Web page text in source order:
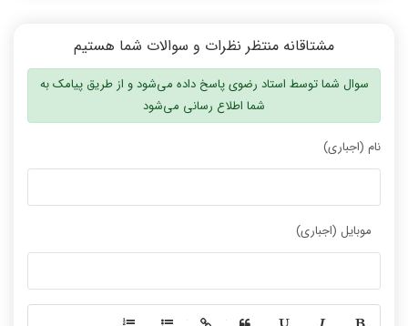
همه دروس عالی تدریس شده بودند نیار نیست کتاب تهیه کنید
فیلم ها با بیان شیوا و بدون ابهام بود
مشتاقانه منتظر نظرات و سوالات شما هستیم
سوال شما توسط استاد رضوی پاسخ داده می‌شود و از طریق پیامک به
شما اطلاع رسانی می‌شود
نام (اجباری)
موبایل (اجباری)
-
-